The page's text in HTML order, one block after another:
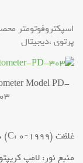
پرتوی ،دیجیتال
Model PD-
غلظت (C: 0 ̴ 1999) ، سنسور:سیلیکون فتوسل،